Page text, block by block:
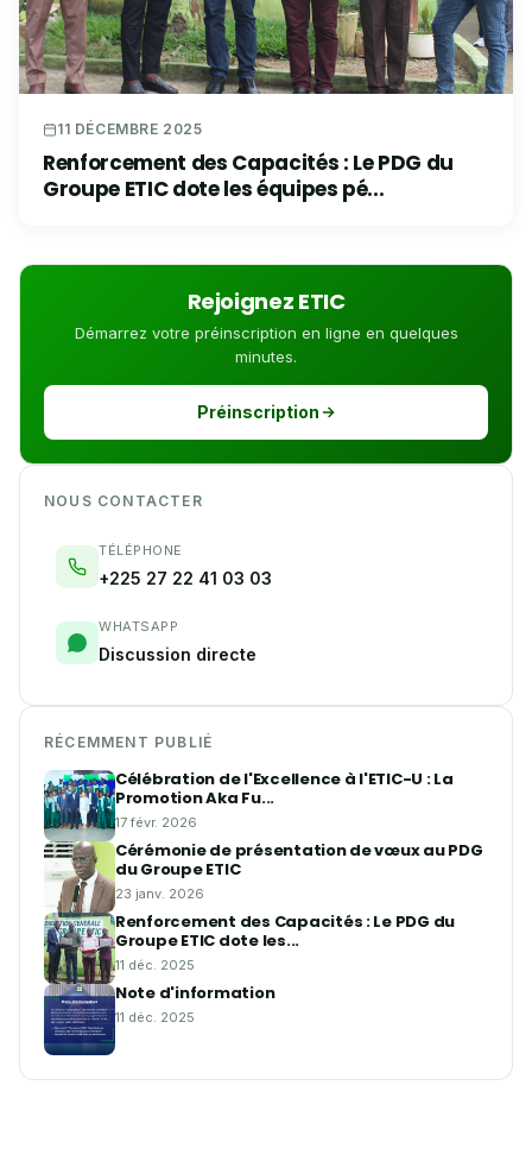
11 DÉCEMBRE 2025
Renforcement des Capacités : Le PDG du
Groupe ETIC dote les équipes pé...
Rejoignez ETIC
Démarrez votre préinscription en ligne en quelques
minutes.
Préinscription
NOUS CONTACTER
TÉLÉPHONE
+225 27 22 41 03 03
WHATSAPP
Discussion directe
RÉCEMMENT PUBLIÉ
Célébration de l'Excellence à l'ETIC-U : La
Promotion Aka Fu...
17 févr. 2026
Cérémonie de présentation de vœux au PDG
du Groupe ETIC
23 janv. 2026
Renforcement des Capacités : Le PDG du
Groupe ETIC dote les...
11 déc. 2025
Note d'information
11 déc. 2025